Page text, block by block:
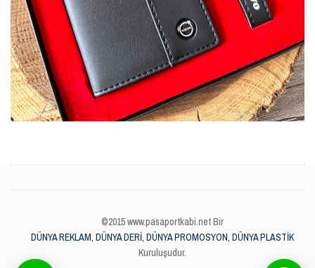
©2015 www.pasaportkabi.net Bir
DÜNYA REKLAM, DÜNYA DERİ, DÜNYA PROMOSYON, DÜNYA PLASTİK
Kuruluşudur.